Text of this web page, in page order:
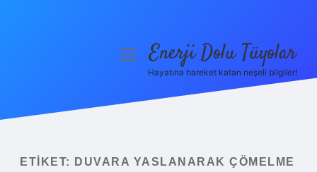
Yasal Uyarı
menüyüEnerji Dolu Tüyolar
Hayatına hareket katan neşeli bilgiler!
ETIKET:
DUVARA YASLANARAK ÇÖMELME